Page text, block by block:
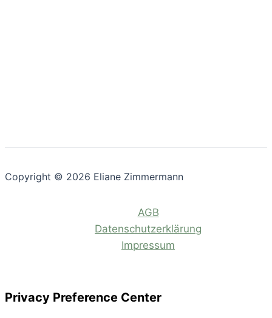
Copyright © 2026 Eliane Zimmermann
AGB
Datenschutzerklärung
Impressum
Privacy Preference Center